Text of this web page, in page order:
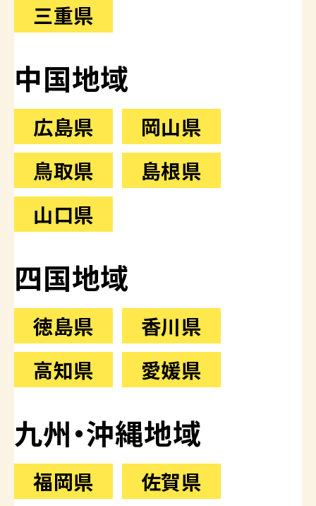
三重県
中国地域
広島県
岡山県
鳥取県
島根県
山口県
四国地域
徳島県
香川県
高知県
愛媛県
九州・沖縄地域
福岡県
佐賀県